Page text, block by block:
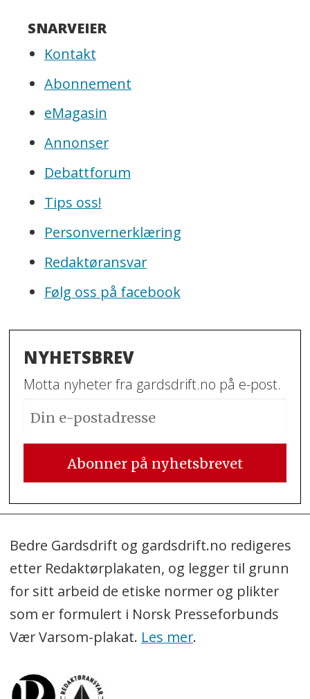
SNARVEIER
Kontakt
Abonnement
eMagasin
Annonser
Debattforum
Tips oss!
Personvernerklæring
Redaktøransvar
Følg oss på facebook
NYHETSBREV
Motta nyheter fra gardsdrift.no på e-post.
Bedre Gardsdrift og gardsdrift.no redigeres
etter Redaktørplakaten, og legger til grunn
for sitt arbeid de etiske normer og plikter
som er formulert i Norsk Presseforbunds
Vær Varsom-plakat. Les mer.